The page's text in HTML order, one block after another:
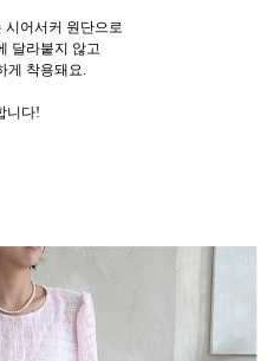
시어서커 원단으로
달라붙지 않고
게 착용돼요.
니다!